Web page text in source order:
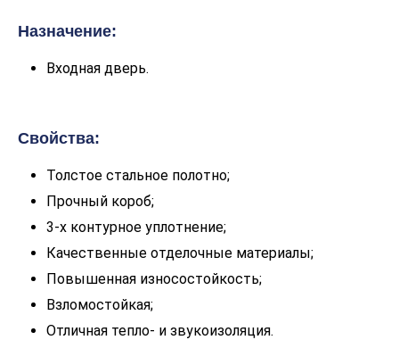
Назначение:
Входная дверь.
Свойства:
Толстое стальное полотно;
Прочный короб;
3-х контурное уплотнение;
Качественные отделочные материалы;
Повышенная износостойкость;
Взломостойкая;
Отличная тепло- и звукоизоляция.